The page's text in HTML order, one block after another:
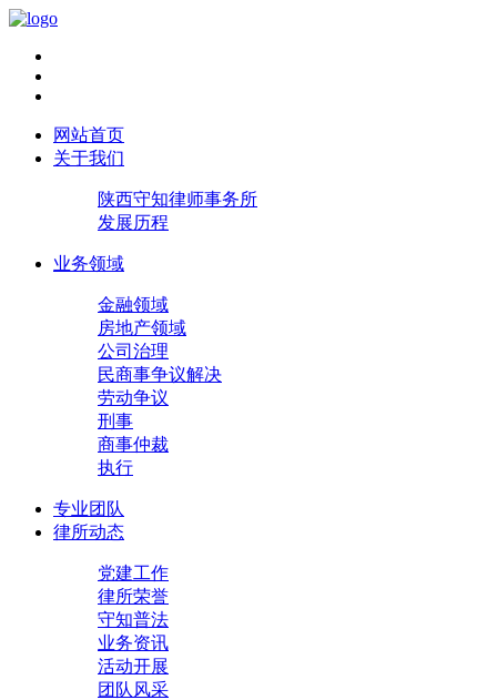
网站首页
关于我们
陕西守知律师事务所
发展历程
业务领域
金融领域
房地产领域
公司治理
民商事争议解决
劳动争议
刑事
商事仲裁
执行
专业团队
律所动态
党建工作
律所荣誉
守知普法
业务资讯
活动开展
团队风采